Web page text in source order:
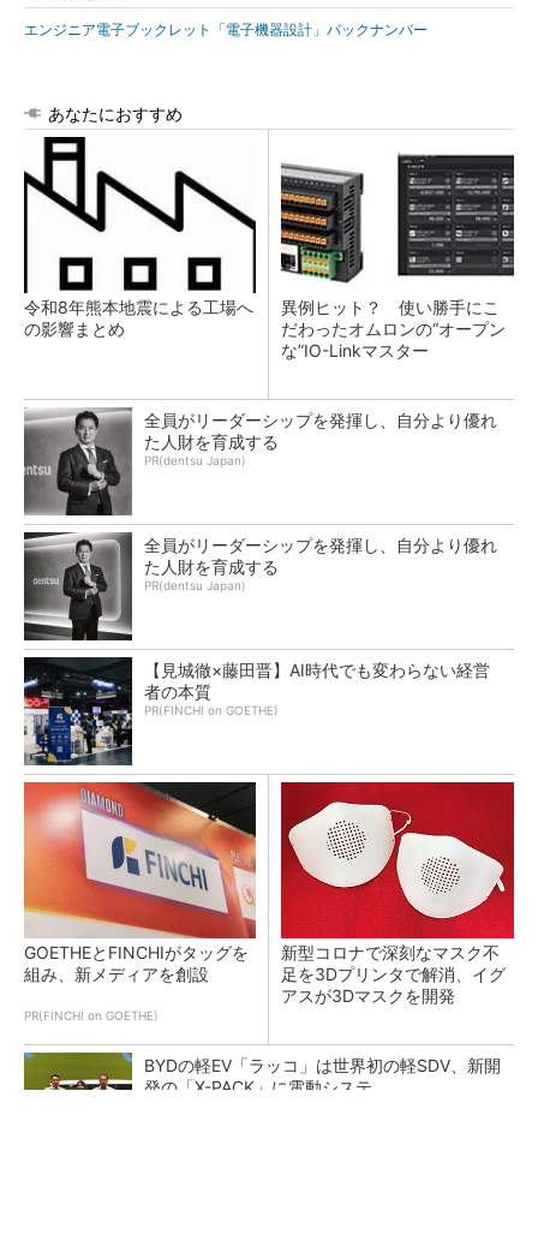
エンジニア電子ブックレット「電子機器設計」バックナンバー
あなたにおすすめ
令和8年熊本地震による工場へ
の影響まとめ
異例ヒット？ 使い勝手にこ
だわったオムロンの“オープン
な”IO-Linkマスター
全員がリーダーシップを発揮し、自分より優れ
た人財を育成する
PR(dentsu Japan)
全員がリーダーシップを発揮し、自分より優れ
た人財を育成する
PR(dentsu Japan)
【見城徹×藤田晋】AI時代でも変わらない経営
者の本質
PR(FINCHI on GOETHE)
GOETHEとFINCHIがタッグを
組み、新メディアを創設
PR(FINCHI on GOETHE)
新型コロナで深刻なマスク不
足を3Dプリンタで解消、イグ
アスが3Dマスクを開発
BYDの軽EV「ラッコ」は世界初の軽SDV、新開
発の「X-PACK」に電動システ...